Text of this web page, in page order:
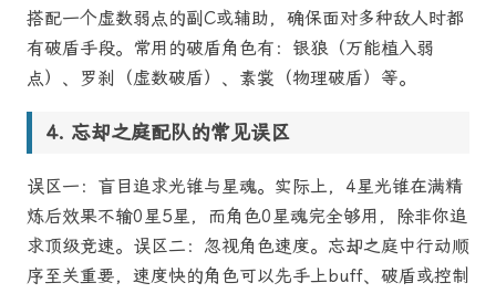
搭配一个虚数弱点的副C或辅助，确保面对多种敌人时都
有破盾手段。常用的破盾角色有：银狼（万能植入弱
点）、罗刹（虚数破盾）、素裳（物理破盾）等。
忘却之庭配队的常见误区
误区一：盲目追求光锥与星魂。实际上，4星光锥在满精
炼后效果不输0星5星，而角色0星魂完全够用，除非你追
求顶级竞速。误区二：忽视角色速度。忘却之庭中行动顺
序至关重要，速度快的角色可以先手上buff、破盾或控制